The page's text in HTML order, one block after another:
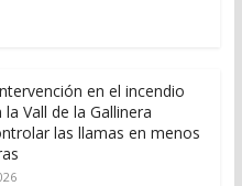
en el incendio
Vall de la Gallinera
las llamas en menos